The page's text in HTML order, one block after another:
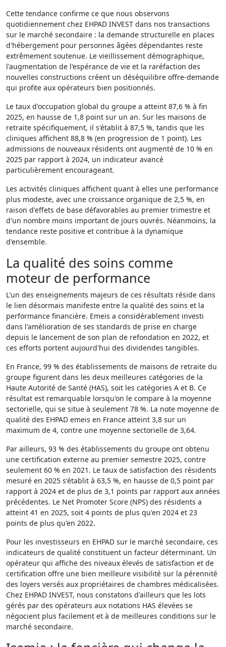
Cette tendance confirme ce que nous observons
quotidiennement chez EHPAD INVEST dans nos transactions
sur le marché secondaire : la demande structurelle en places
d'hébergement pour personnes âgées dépendantes reste
extrêmement soutenue. Le vieillissement démographique,
l'augmentation de l'espérance de vie et la raréfaction des
nouvelles constructions créent un déséquilibre offre-demande
qui profite aux opérateurs bien positionnés.
Le taux d'occupation global du groupe a atteint 87,6 % à fin
2025, en hausse de 1,8 point sur un an. Sur les maisons de
retraite spécifiquement, il s'établit à 87,5 %, tandis que les
cliniques affichent 88,8 % (en progression de 1 point). Les
admissions de nouveaux résidents ont augmenté de 10 % en
2025 par rapport à 2024, un indicateur avancé
particulièrement encourageant.
Les activités cliniques affichent quant à elles une performance
plus modeste, avec une croissance organique de 2,5 %, en
raison d'effets de base défavorables au premier trimestre et
d'un nombre moins important de jours ouvrés. Néanmoins, la
tendance reste positive et contribue à la dynamique
d'ensemble.
La qualité des soins comme
moteur de performance
L'un des enseignements majeurs de ces résultats réside dans
le lien désormais manifeste entre la qualité des soins et la
performance financière. Emeis a considérablement investi
dans l'amélioration de ses standards de prise en charge
depuis le lancement de son plan de refondation en 2022, et
ces efforts portent aujourd'hui des dividendes tangibles.
En France, 99 % des établissements de maisons de retraite du
groupe figurent dans les deux meilleures catégories de la
Haute Autorité de Santé (HAS), soit les catégories A et B. Ce
résultat est remarquable lorsqu'on le compare à la moyenne
sectorielle, qui se situe à seulement 78 %. La note moyenne de
qualité des EHPAD emeis en France atteint 3,8 sur un
maximum de 4, contre une moyenne sectorielle de 3,64.
Par ailleurs, 93 % des établissements du groupe ont obtenu
une certification externe au premier semestre 2025, contre
seulement 60 % en 2021. Le taux de satisfaction des résidents
mesuré en 2025 s'établit à 63,5 %, en hausse de 0,5 point par
rapport à 2024 et de plus de 3,1 points par rapport aux années
précédentes. Le Net Promoter Score (NPS) des résidents a
atteint 41 en 2025, soit 4 points de plus qu'en 2024 et 23
points de plus qu'en 2022.
Pour les investisseurs en EHPAD sur le marché secondaire, ces
indicateurs de qualité constituent un facteur déterminant. Un
opérateur qui affiche des niveaux élevés de satisfaction et de
certification offre une bien meilleure visibilité sur la pérennité
des loyers versés aux propriétaires de chambres médicalisées.
Chez EHPAD INVEST, nous constatons d'ailleurs que les lots
gérés par des opérateurs aux notations HAS élevées se
négocient plus facilement et à de meilleures conditions sur le
marché secondaire.